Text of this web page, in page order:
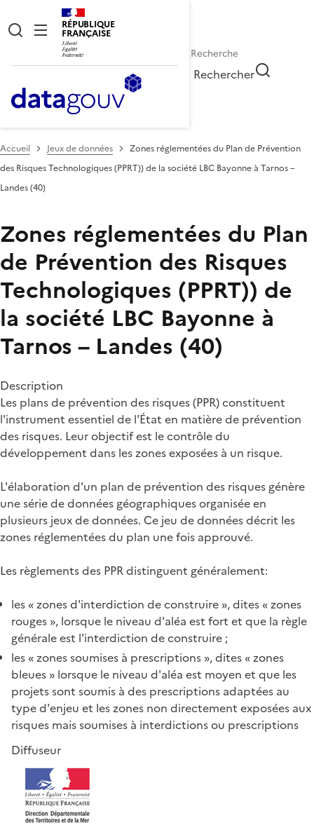
RÉPUBLIQUE
FRANÇAISE
Rechercher
Accueil Jeux de données
Zones réglementées du Plan de Prévention
des Risques Technologiques (PPRT)) de la société LBC Bayonne à Tarnos –
Landes (40)
Zones réglementées du Plan
de Prévention des Risques
Technologiques (PPRT)) de
la société LBC Bayonne à
Tarnos – Landes (40)
Description
Les plans de prévention des risques (PPR) constituent
l'instrument essentiel de l'État en matière de prévention
des risques. Leur objectif est le contrôle du
développement dans les zones exposées à un risque.
L'élaboration d'un plan de prévention des risques génère
une série de données géographiques organisée en
plusieurs jeux de données. Ce jeu de données décrit les
zones réglementées du plan une fois approuvé.
Les règlements des PPR distinguent généralement:
les « zones d'interdiction de construire », dites « zones
rouges », lorsque le niveau d'aléa est fort et que la règle
générale est l'interdiction de construire ;
les « zones soumises à prescriptions », dites « zones
bleues » lorsque le niveau d'aléa est moyen et que les
projets sont soumis à des prescriptions adaptées au
type d'enjeu et les zones non directement exposées aux
risques mais soumises à interdictions ou prescriptions
Diffuseur